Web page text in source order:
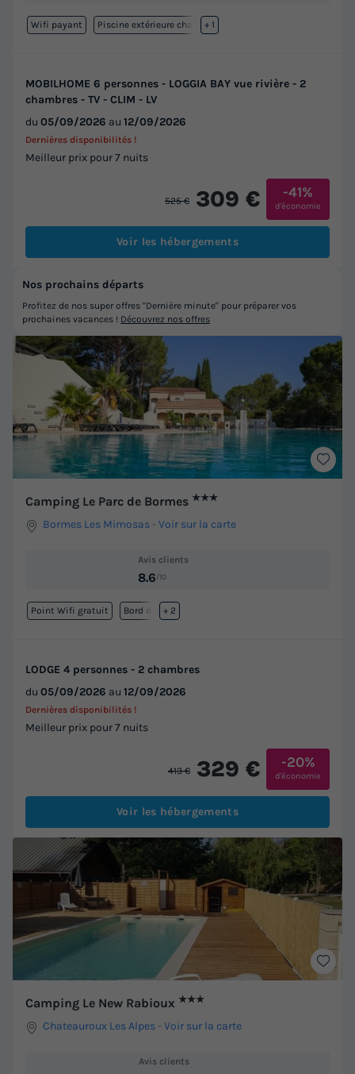
Wifi payant Piscine extérieure chauffée
+ 1
MOBILHOME 6 personnes - LOGGIA BAY vue rivière - 2
chambres - TV - CLIM - LV
du 05/09/2026 au 12/09/2026
Meilleur prix pour 7 nuits
Dernières disponibilités !
525 € 309 € -41%
d'économie
Voir les hébergements
Camping Le Parc de Bormes ★★★
Bormes Les Mimosas -Voir sur la carte
Avis clients
8.6/10
Point Wifi gratuit Bord de mer
+ 2
LODGE 4 personnes - 2 chambres
du 05/09/2026 au 12/09/2026
Meilleur prix pour 7 nuits
Dernières disponibilités !
413 € 329 € -20%
d'économie
Voir les hébergements
Camping Le New Rabioux ★★★
Chateauroux Les Alpes -Voir sur la carte
Avis clients
Nos prochains départs
Profitez de nos super offres "Dernière minute" pour préparer vos
prochaines vacances ! Découvrez nos offres